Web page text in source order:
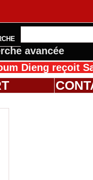
avancée
Sa Majesté